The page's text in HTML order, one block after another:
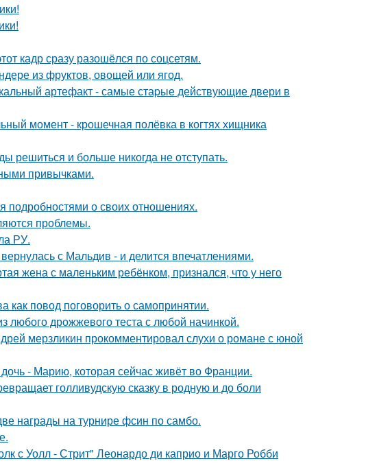
кадр сразу разошёлся по соцсетям.
из фруктов, овощей или ягод.
артефакт - самые стаpые действующие двери в
момент - крошечная полёвка в когтях хищника
решиться и больше никогда не отступать.
привычками.
подробностями о своих отношениях.
проблемы.
РУ.
с Мальдив - и делится впечатлениями.
жена с маленьким ребёнком, признался, что у него
повод поговорить о самопринятии.
любого дрожжевого теста с любой начинкой.
мерзликин прокомментировал слухи о романе с юной
- Марию, которая сейчас живёт во Франции.
голливудскую сказку в родную и до боли
награды на турнире фсин по самбо.
с Уолл - Стрит" Леонардо ди каприо и Марго Робби